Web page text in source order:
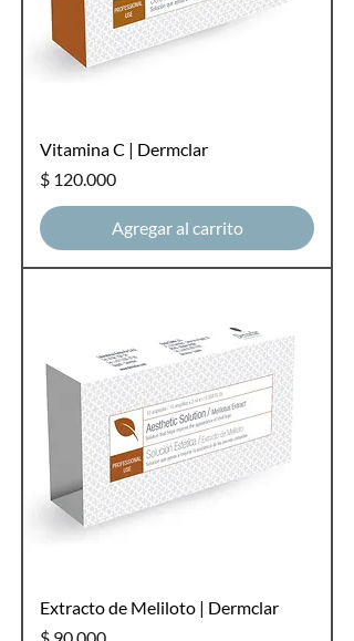
Vitamina C | Dermclar
Precio
$ 120.000
Agregar al carrito
Extracto de Meliloto | Dermclar
Precio